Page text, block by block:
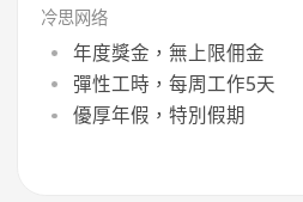
冷思网络
年度獎金，無上限佣金
彈性工時，每周工作5天
優厚年假，特別假期